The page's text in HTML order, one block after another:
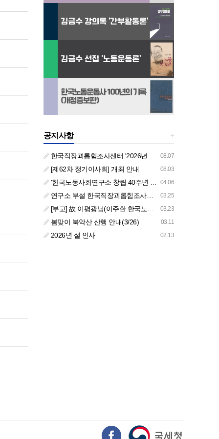
+
공지사항
08.07
한국직장괴롭힘조사센터 '2026년도 하반기 주요 사업 안내' (교육/컨설팅)
08.03
[제62차 정기이사회] 개최 안내
04.06
'한국노동사회연구소 창립 40주년 기념 행사 안내'
03.25
연구소 부설 한국직장괴롭힘조사센터 '2026년도 주요 사업 안내' (교육/컨설팅)
03.23
[부고] 故 이평광님(이주환 한국노동사회연구소 부소장 부친상)
03.11
봄맞이 북악산 산행 안내(3/26)
02.13
2026년 설 인사